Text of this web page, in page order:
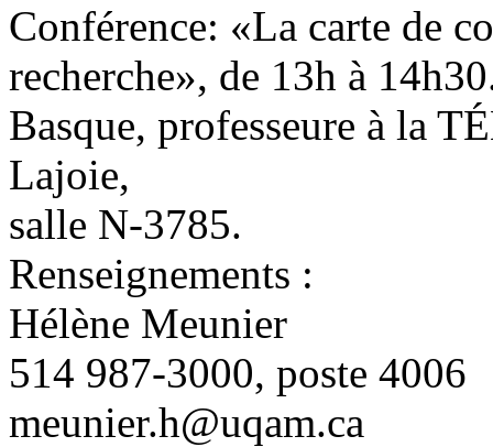
Conférence: «La carte de
recherche», de 13h à
Basque, professeure à la
Lajoie,
salle N-3785.
Renseignements :
Hélène Meunier
514 987-3000, poste 4006
meunier.h@uqam.ca